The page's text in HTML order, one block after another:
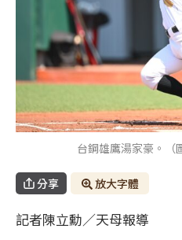
台鋼雄鷹湯家豪。（
分享 放大字體
記者陳立勳／天母報導